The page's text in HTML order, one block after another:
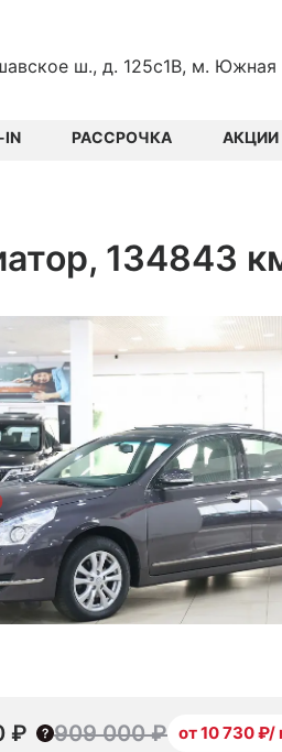
ш., д. 125с1В, м. Южная
IN РАССРОЧКА АКЦИИ
134843
₽ 909 000 ₽ от 10 730 ₽/